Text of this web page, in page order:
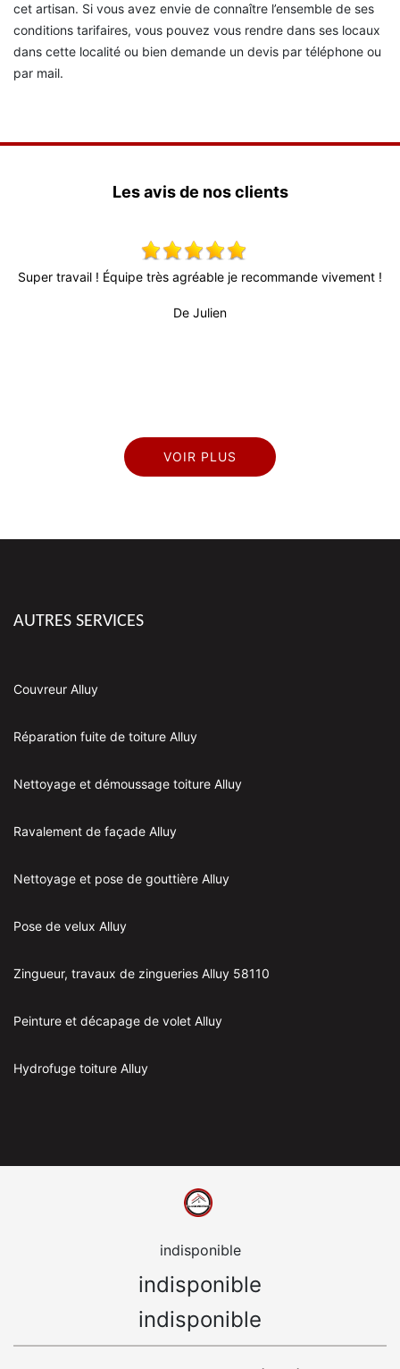
cet artisan. Si vous avez envie de connaître l’ensemble de ses
conditions tarifaires, vous pouvez vous rendre dans ses locaux
dans cette localité ou bien demande un devis par téléphone ou
par mail.
Les avis de nos clients
vivement !
Tres bon travail pour repeindre mes volets.
VOIR PLUS
AUTRES SERVICES
Couvreur Alluy
Réparation fuite de toiture Alluy
Nettoyage et démoussage toiture Alluy
Ravalement de façade Alluy
Nettoyage et pose de gouttière Alluy
Pose de velux Alluy
Zingueur, travaux de zingueries Alluy 58110
Peinture et décapage de volet Alluy
Hydrofuge toiture Alluy
indisponible
indisponible
indisponible